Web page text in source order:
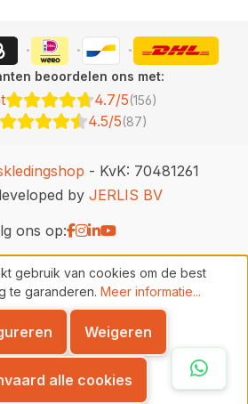
beoordelen ons met:
4.7/5(156)
4.5/5(87)
- KvK: 70481261
by JERLIS BV
ons op:
gebruik van cookies om de best
te garanderen. Meer informatie...
Weigeren
alle cookies